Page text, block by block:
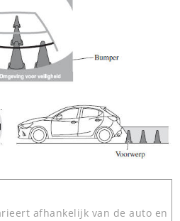
afhankelijk van de auto en